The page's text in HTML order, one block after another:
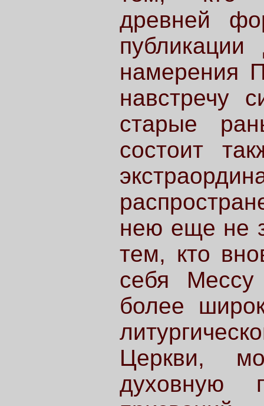
древней
намерения
навстречу
старые
состоит
нею еще не
тем, кто
себя
более
Церкви,
духовную